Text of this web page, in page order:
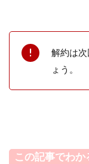
解約は
ょう。
この記事でわか